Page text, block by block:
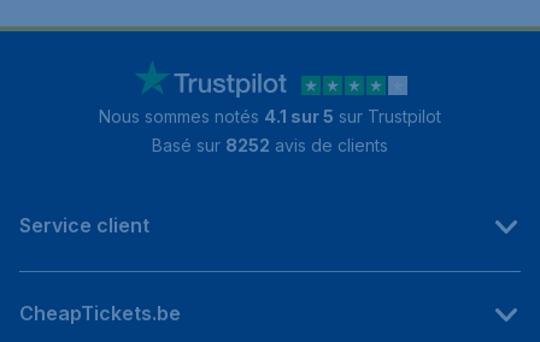
Nous sommes notés 4.1 sur 5 sur Trustpilot
Basé sur 8252 avis de clients
Service client
CheapTickets.be